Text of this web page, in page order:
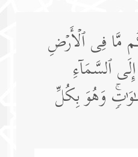
مَّا فِی ٱلۡأَرۡضِ
ٱلسَّمَاۤءِ
ٰ⁠تࣲۚ وَهُوَ بِكُلِّ